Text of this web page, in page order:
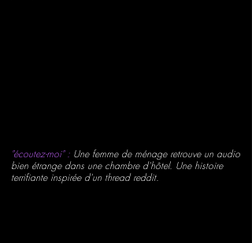
"écoutez-moi" : Une femme de ménage retrouve un audio
bien étrange dans une chambre d'hôtel. Une histoire
terrifiante inspirée d'un thread reddit.